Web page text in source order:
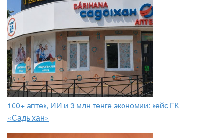
100+ аптек, ИИ и 3 млн тенге экономии: кейс ГК
«Садыхан»